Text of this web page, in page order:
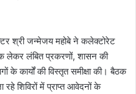
श्री जन्मेजय महोबे ने कलेक्टोरेट
लेकर लंबित प्रकरणों, शासन की
के कार्यों की विस्तृत समीक्षा की। बैठक
शिविरों में प्राप्त आवेदनों के